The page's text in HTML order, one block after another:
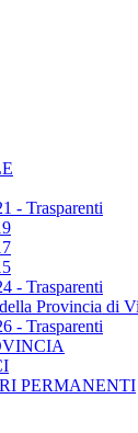
- Trasparenti
- Trasparenti
Provincia di
- Trasparenti
PERMANENTI